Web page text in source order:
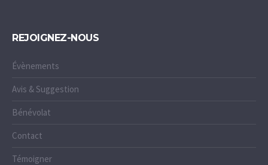
REJOIGNEZ-NOUS
Évènements
Avis & Suggestion
Bénévolat
Contact
Témoigner